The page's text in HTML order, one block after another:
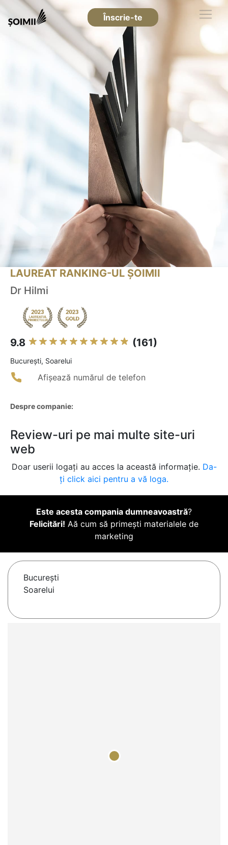
Înscrie-te
LAUREAT RANKING-UL ȘOIMII
Dr Hilmi
9.8 (161)
Bucureşti, Soarelui
Afișează numărul de telefon
Despre companie:
Review-uri pe mai multe site-uri
web
Doar userii logați au acces la această informație. Da-
ți click aici pentru a vă loga.
Este acesta compania dumneavoastră?
Felicitări! Aă cum să primești materialele de
marketing
Bucureşti
Soarelui